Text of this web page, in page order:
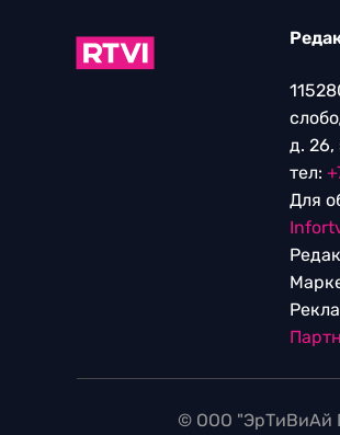
д. 26,
тел:
Для
© ООО "ЭрТиВиАй